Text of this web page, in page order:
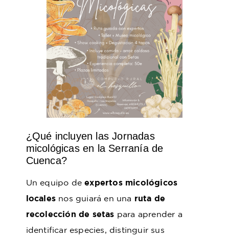
¿Qué incluyen las Jornadas
micológicas en la Serranía de
Cuenca?
Un equipo deexpertos micológicos
locales nos guiará en una ruta de
recolección de setas para aprender a
identificar especies, distinguir sus